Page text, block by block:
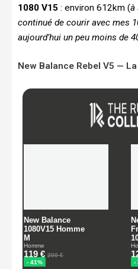
1080 V15 : environ 612km (à
continué de courir avec mes
aujourd’hui un peu moins de
New Balance Rebel V5 —